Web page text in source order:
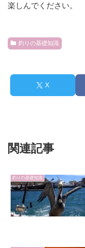
楽しんでください。
釣りの基礎知識
X
関連記事
釣りの基礎知識